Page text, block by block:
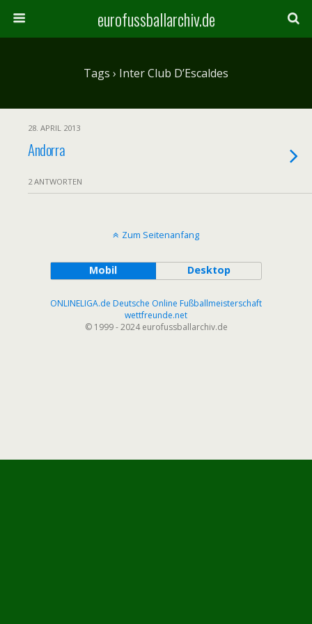
eurofussballarchiv.de
Tags › Inter Club D’Escaldes
28. APRIL 2013
Andorra
2 ANTWORTEN
Zum Seitenanfang
Mobil Desktop
ONLINELIGA.de Deutsche Online Fußballmeisterschaft
wettfreunde.net
© 1999 - 2024 eurofussballarchiv.de